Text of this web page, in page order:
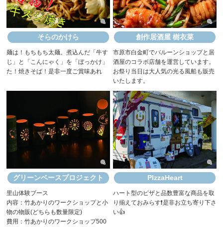
そらのかけら
麺は！もちもち太麺。煮込んだ「牛す
じ」と「こんにゃく」を「ぼっかけ」
た！焼きそば！是非一度ご賞味あれ
創作居酒屋 樹衣菜
市原市白金町でバルーンショップと居
酒屋のコラボ店舗を運営しています。
お祭り当日は大人気の光る風船も販売
いたします。
グリーンベースプロジェクト
里山体験ブース
内容：竹あかりのワークショップと小
物の物販(どちらも数量限定)
費用：竹あかりのワークショップ500
PIzzaHeart
ハート型のピザと品数豊富な商品を取
り揃えておみらす❗是非お立ち寄り下さ
い👍